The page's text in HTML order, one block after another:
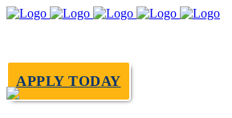
APPLY TODAY